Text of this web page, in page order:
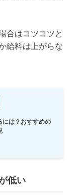
合はコツコツと
給料は上がらな
には？おすすめの
低い